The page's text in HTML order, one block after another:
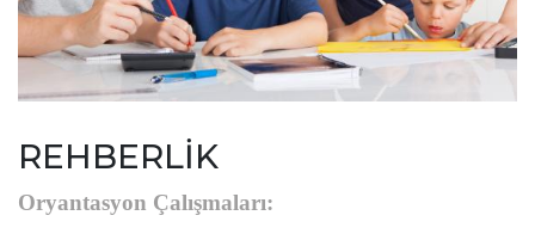
REHBERLİK
Oryantasyon Çalışmaları: